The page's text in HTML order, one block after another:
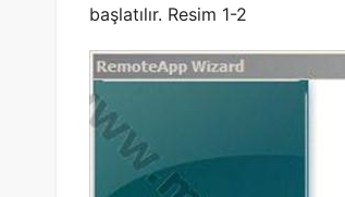
başlatılır. Resim 1-2